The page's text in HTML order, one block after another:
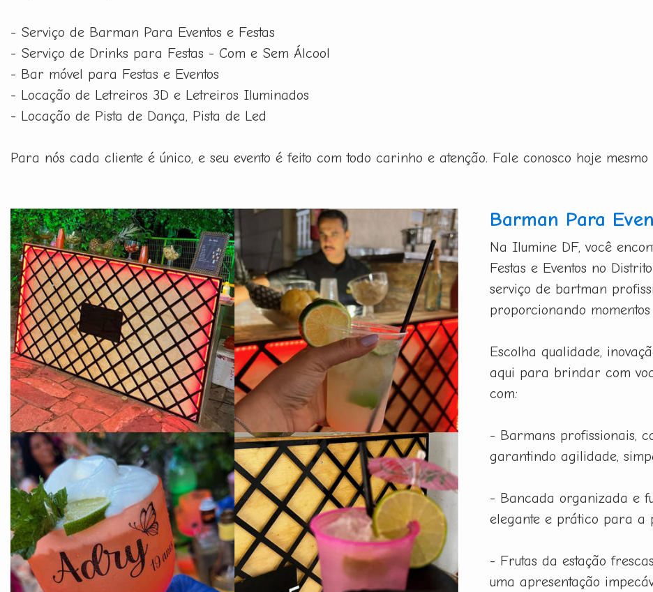
- Serviço de Barman Para Eventos e Festas
- Serviço de Drinks para Festas - Com e Sem Álcool
- Bar móvel para Festas e Eventos
- Locação de Letreiros 3D e Letreiros Iluminados
- Locação de Pista de Dança, Pista de Led
Para nós cada cliente é único, e seu evento é feito com todo carinho e atenção. Fale conosco hoje
Barman Para
Na Ilumine DF, você
Festas e Eventos no
serviço de bartman
proporcionando
Escolha qualidade,
aqui para brindar com
com:
- Barmans profissionais,
garantindo agilidade,
- Bancada organizada e
elegante e prático para a
- Frutas da estação
uma apresentação